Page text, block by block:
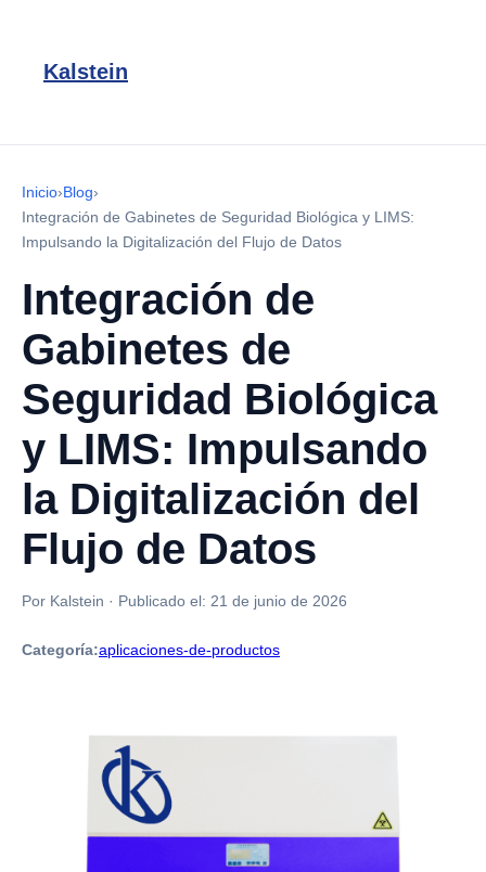
Kalstein
Inicio›Blog›
Integración de Gabinetes de Seguridad Biológica y LIMS:
Impulsando la Digitalización del Flujo de Datos
Integración de
Gabinetes de
Seguridad Biológica
y LIMS: Impulsando
la Digitalización del
Flujo de Datos
Por Kalstein · Publicado el: 21 de junio de 2026
Categoría:aplicaciones-de-productos